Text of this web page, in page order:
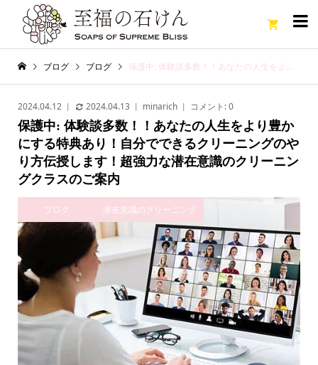

ブログ ブログ 保護中: 体験談多数！！あなたの人生をより豊かにする特典あり！自分でできるクリーニングのやり方伝授します！超強力な潜在意識のクリーニングクラスのご案内
2024.04.12 2024.04.13 minarich コメント:0
保護中: 体験談多数！！あなたの人生をより豊か
にする特典あり！自分でできるクリーニングのや
り方伝授します！超強力な潜在意識のクリーニン
グクラスのご案内
ブログ 潜在意識のクリーニング